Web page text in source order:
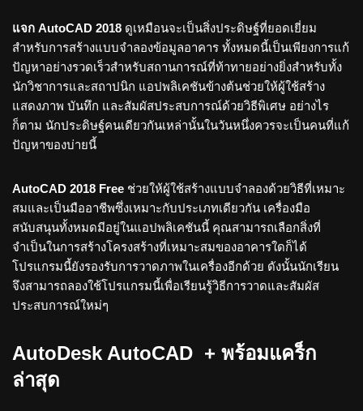
แจก AutoCAD 2018 ดูเหมือนจะเป็นสิ่งประดิษฐ์ที่ยอดเยี่ยม
สำหรับการสร้างแบบจำลองข้อมูลอาคาร ทั้งหมดนี้เป็นเพียงการแก้
ปัญหาอย่างรวดเร็วสำหรับสถานการณ์ที่ท้าทายอย่างยิ่งสำหรับทั้ง
นักวิชาการและสถาปนิก แอปพลิเคชันข้างต้นช่วยให้ผู้ใช้สร้าง
แสดงภาพ บันทึก และสัมผัสประสบการณ์ด้วยวิธีพิเศษ อย่างไร
ก็ตาม นักประดิษฐ์คนเดียวกันเหล่านั้นในวันหนึ่งควรจะเป็นคนที่แก้
ปัญหาของบ่ายนี้
AutoCAD 2018 Free ช่วยให้ผู้ใช้สร้างแบบจำลองด้วยวิธีที่เหมาะ
สมและเป็นมืออาชีพซึ่งเหมาะกับประเภทเดียวกัน เครื่องมือ
สนับสนุนทั้งหมดมีอยู่ในแอปพลิเคชันนี้ คุณสามารถเลือกสิ่งที่
จำเป็นในการสร้างโครงสร้างที่เหมาะสมของอาคารใดก็ได้
โปรแกรมนี้ยังรองรับการวาดภาพในเครื่องอีกด้วย ดังนั้นนักเรียน
จึงสามารถลองใช้โปรแกรมนี้เพื่อเรียนรู้วิธีการวาดและสัมผัส
ประสบการณ์ใหม่ๆ
AutoDesk AutoCAD + พร้อมแคร็ก
ล่าสุด